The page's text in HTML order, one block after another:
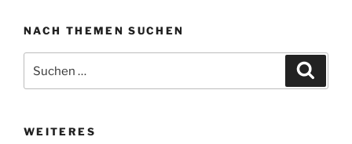
NACH THEMEN SUCHEN
nach:
WEITERES